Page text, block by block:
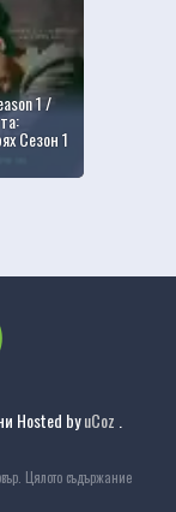
1 /
Сезон 1
Hosted byuCoz
Цялото съдържание